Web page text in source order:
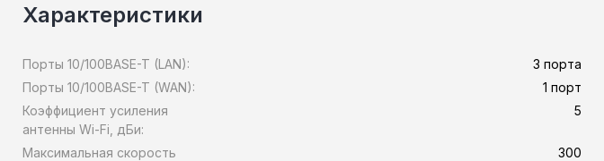
Характеристики
Порты 10/100BASE-T (LAN):
3 порта
Порты 10/100BASE-T (WAN):
1 порт
Коэффициент усиления
антенны Wi-Fi, дБи:
5
Максимальная скорость
300